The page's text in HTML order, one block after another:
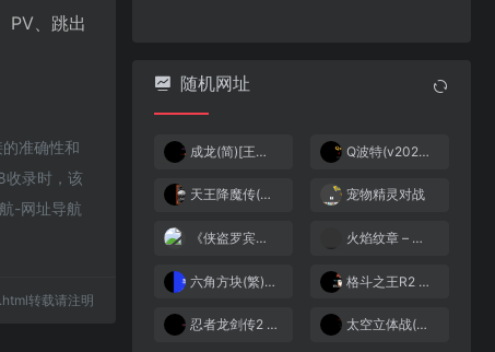
PV、跳出
准确性和
收录时，该
-网址导航
转载请注明
随机网址
成龙(简)[王龙](JP)[ACT](2Mb) Q波特(v2020)(简)[虫虫](US)[ACT](0.5Mb)
天王降魔传(解密版)(简)[外星科技+WXN](CN)[ACT](4Mb) 宠物精灵对战
《侠盗罗宾汉》 火焰纹章 – 圣邪的意志(狼组+火花天龙剑)1.4同人版 127.25
六角方块(繁)[小天才](CN)[PUZ](0.75Mb) 格斗之王R2 – 大蛇四天王(简)[南晶科技](CN)[RPG](4Mb)
忍者龙剑传2 – 暗黑邪神剑(简)[TPU](JP)[ACT](2.56Mb) 太空立体战(简)[高伟](JP)[STG](0.31Mb)